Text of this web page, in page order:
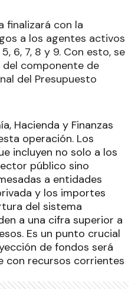
finalizará con la
a los agentes activos
6, 7, 8 y 9. Con esto, se
componente de
del Presupuesto
Hacienda y Finanzas
operación. Los
incluyen no solo a los
público sino
a entidades
y los importes
del sistema
a una cifra superior a
Es un punto crucial
de fondos será
con recursos corrientes